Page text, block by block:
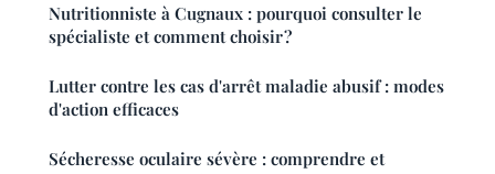
Nutritionniste à Cugnaux : pourquoi consulter le
spécialiste et comment choisir ?
Lutter contre les cas d'arrêt maladie abusif : modes
d'action efficaces
Sécheresse oculaire sévère : comprendre et